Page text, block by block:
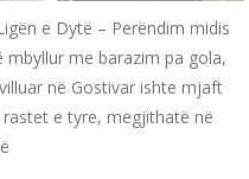
e Dytë – Perëndim midis
mbyllur me barazim pa gola,
në Gostivar ishte mjaft
e tyre, megjithatë në